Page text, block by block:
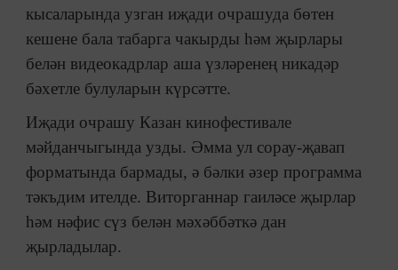
кысаларында узган иҗади очрашуда бөтен
кешене бала табарга чакырды һәм җырлары
белән видеокадрлар аша үзләренең никадәр
бәхетле булуларын күрсәтте.
Иҗади очрашу Казан кинофестивале
мәйданчыгында узды. Әмма ул сорау-җавап
форматында бармады, ә бәлки әзер программа
тәкъдим ителде. Виторганнар гаиләсе җырлар
һәм нәфис сүз белән мәхәббәткә дан
җырладылар.